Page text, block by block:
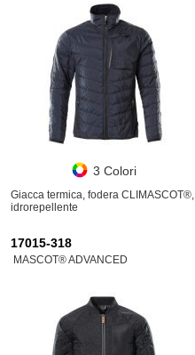
3 Colori
Giacca termica, fodera CLIMASCOT®,
idrorepellente
17015-318
MASCOT® ADVANCED